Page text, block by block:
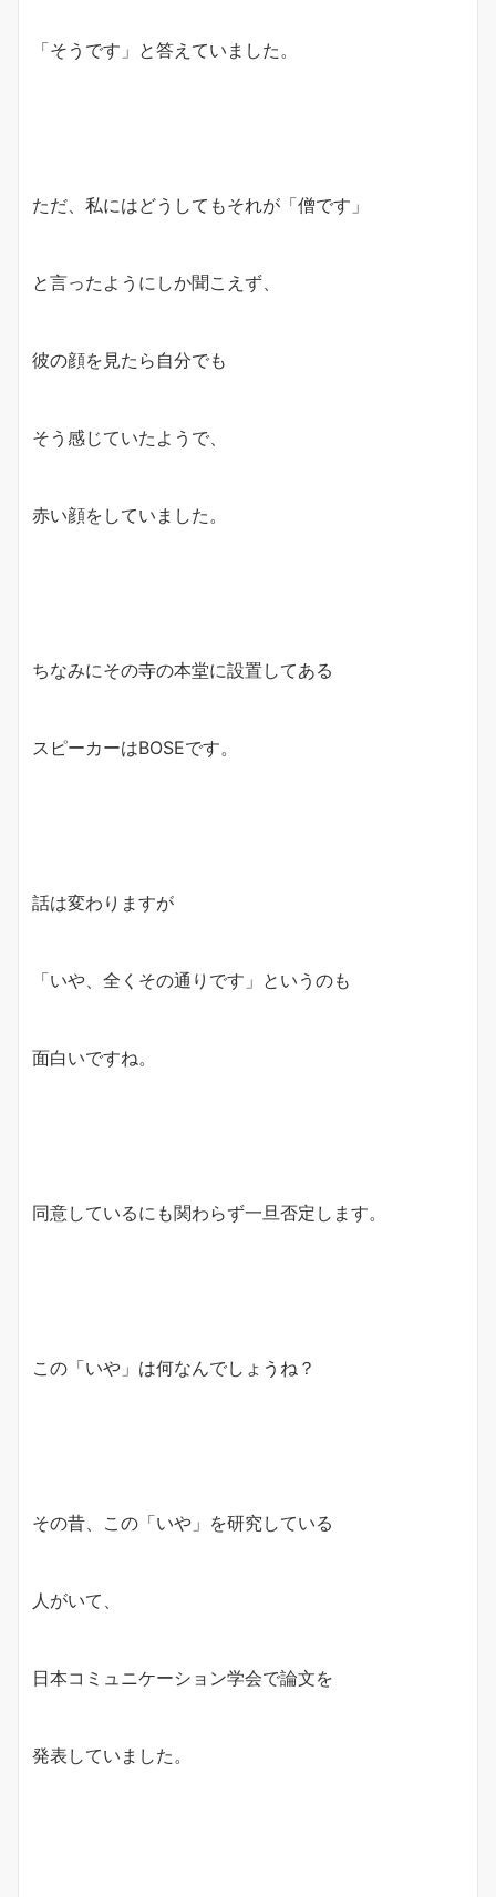
「そうです」と答えていました。
ただ、私にはどうしてもそれが「僧です」
と言ったようにしか聞こえず、
彼の顔を見たら自分でも
そう感じていたようで、
赤い顔をしていました。
ちなみにその寺の本堂に設置してある
スピーカーはBOSEです。
話は変わりますが
「いや、全くその通りです」というのも
面白いですね。
同意しているにも関わらず一旦否定します。
この「いや」は何なんでしょうね？
その昔、この「いや」を研究している
人がいて、
日本コミュニケーション学会で論文を
発表していました。